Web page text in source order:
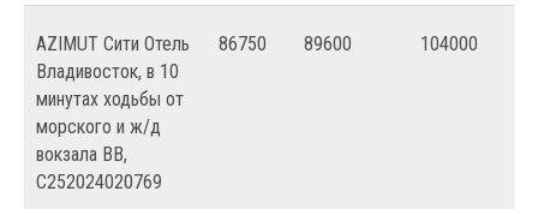
AZIMUT Сити Отель
Владивосток, в 10
минутах ходьбы от
морского и ж/д
вокзала ВВ,
С252024020769
86750 89600 104000